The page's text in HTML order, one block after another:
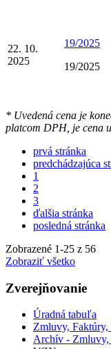
22. 10.
2025
19/2025
19/2025
* Uvedená cena je
platcom DPH, je cena
prvá stránka
predchádzajúca
1
2
3
ďalšia stránka
posledná stránka
Zobrazené 1-25 z 56
Zobraziť všetko
Zverejňovanie
Úradná tabuľa
Zmluvy,
Archív - Zmluvy,